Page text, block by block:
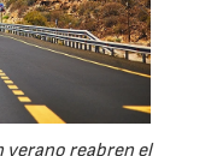
verano reabren el